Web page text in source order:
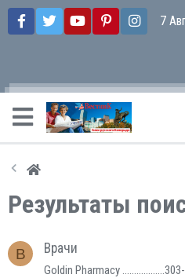
7
Результаты
В Врачи
Goldin Pharmacy